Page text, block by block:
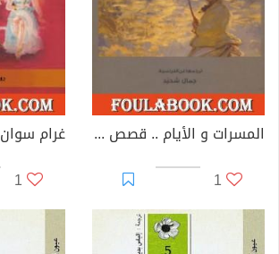
المسرات و الأيام .. قصص و أشعار
1
غرام سوان
1